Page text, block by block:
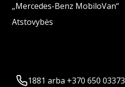
„Mercedes-Benz MobiloVan“
Atstovybės
1881 arba +370 650 03373